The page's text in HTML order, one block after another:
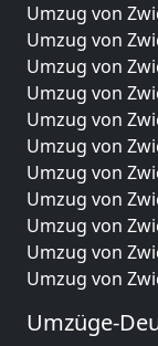
Umzug von
Umzug von
Umzug von
Umzug von
Umzug von
Umzug von
Umzug von
Umzug von
Umzug von
Umzug von
Umzug von
Umzüge-